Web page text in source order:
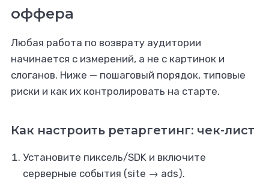
оффера
Любая работа по возврату аудитории
начинается с измерений, а не с картинок и
слоганов. Ниже — пошаговый порядок, типовые
риски и как их контролировать на старте.
Как настроить ретаргетинг: чек-лист
Установите пиксель/SDK и включите
серверные события (site → ads).